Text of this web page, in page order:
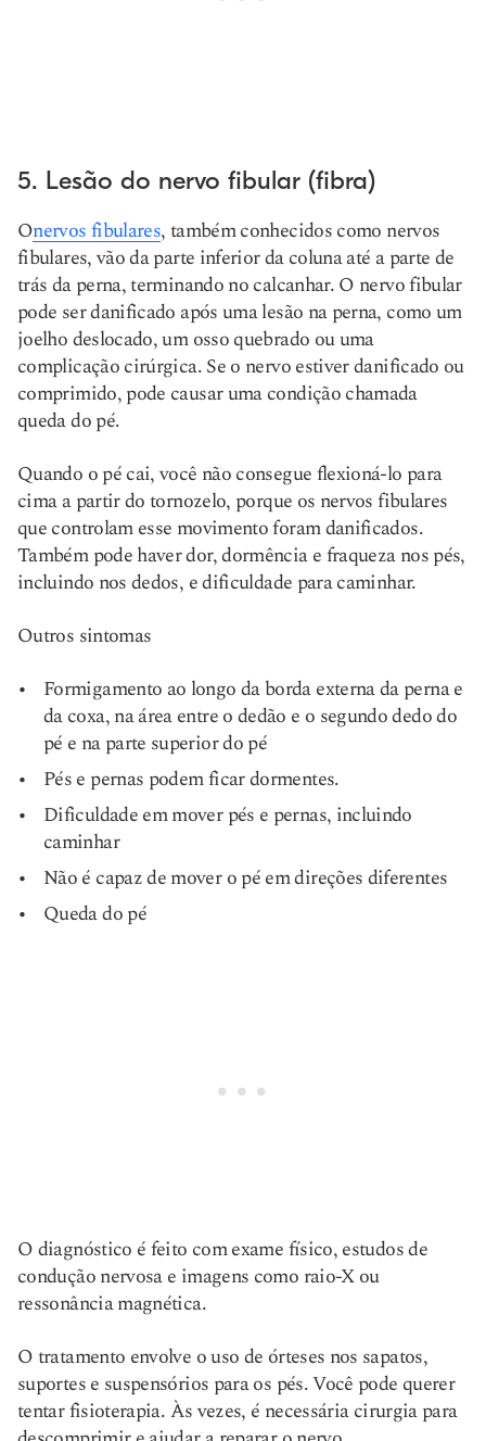
5. Lesão do nervo fibular (fibra)
Onervos fibulares, também conhecidos como nervos
fibulares, vão da parte inferior da coluna até a parte de
trás da perna, terminando no calcanhar. O nervo fibular
pode ser danificado após uma lesão na perna, como um
joelho deslocado, um osso quebrado ou uma
complicação cirúrgica. Se o nervo estiver danificado ou
comprimido, pode causar uma condição chamada
queda do pé.
Quando o pé cai, você não consegue flexioná-lo para
cima a partir do tornozelo, porque os nervos fibulares
que controlam esse movimento foram danificados.
Também pode haver dor, dormência e fraqueza nos pés,
incluindo nos dedos, e dificuldade para caminhar.
Outros sintomas
Formigamento ao longo da borda externa da perna e
da coxa, na área entre o dedão e o segundo dedo do
pé e na parte superior do pé
Pés e pernas podem ficar dormentes.
Dificuldade em mover pés e pernas, incluindo
caminhar
Não é capaz de mover o pé em direções diferentes
Queda do pé
O diagnóstico é feito com exame físico, estudos de
condução nervosa e imagens como raio-X ou
ressonância magnética.
O tratamento envolve o uso de órteses nos sapatos,
suportes e suspensórios para os pés. Você pode querer
tentar fisioterapia. Às vezes, é necessária cirurgia para